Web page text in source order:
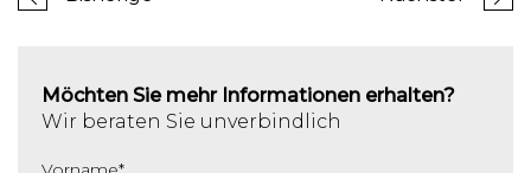
Möchten Sie mehr Informationen erhalten?
Wir beraten Sie unverbindlich